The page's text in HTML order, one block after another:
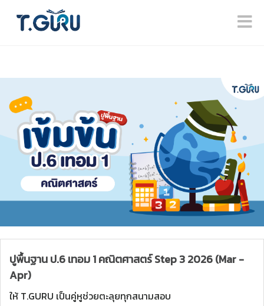
ปูพื้นฐาน ป.6 เทอม 1 คณิตศาสตร์ Step 3 2026 (Mar -
Apr)
ให้ T.GURU เป็นคู่หูช่วยตะลุยทุกสนามสอบ